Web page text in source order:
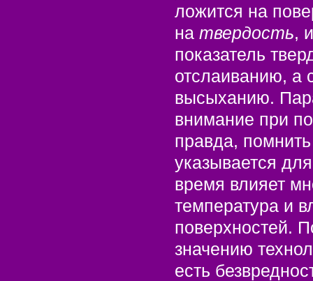
ложится на
на твердость,
показатель
отслаиванию, а
высыханию.
внимание при
правда,
указывается
время влияет
температура и
поверхностей.
значению
есть